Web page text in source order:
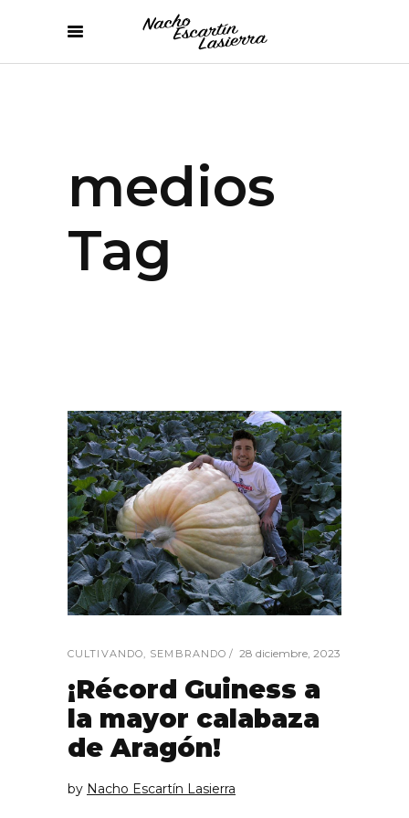
medios
Tag
CULTIVANDO, SEMBRANDO 28 diciembre, 2023
¡Récord Guiness a
la mayor calabaza
de Aragón!
by Nacho Escartín Lasierra